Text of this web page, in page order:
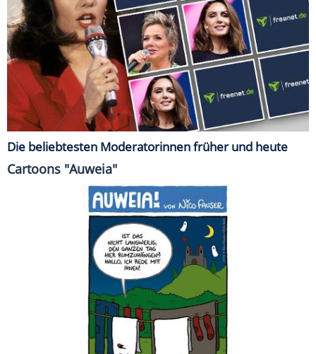
Die beliebtesten Moderatorinnen früher und heute
Cartoons "Auweia"